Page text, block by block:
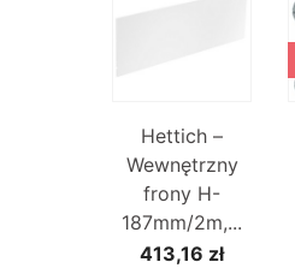
Hettich –
Wewnętrzny
frony H-
187mm/2m,...
413,16 zł